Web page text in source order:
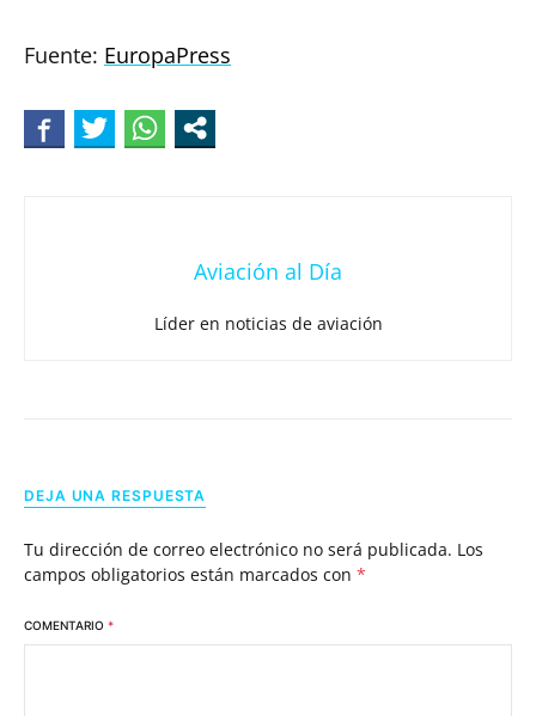
Fuente: EuropaPress
Aviación al Día
Líder en noticias de aviación
DEJA UNA RESPUESTA
Tu dirección de correo electrónico no será publicada. Los
campos obligatorios están marcados con *
COMENTARIO *